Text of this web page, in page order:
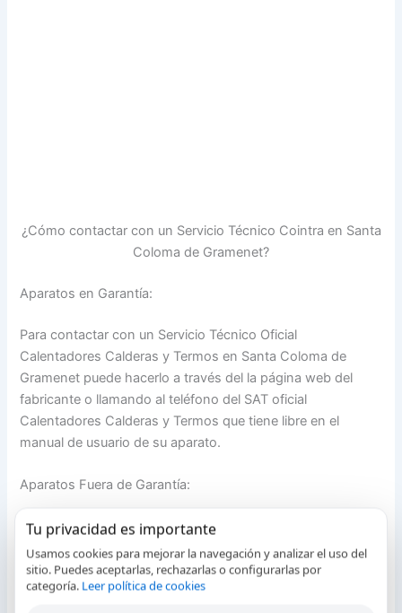
¿Cómo contactar con un Servicio Técnico Cointra en Santa
Coloma de Gramenet?
Aparatos en Garantía:
Para contactar con un Servicio Técnico Oficial
Calentadores Calderas y Termos en Santa Coloma de
Gramenet puede hacerlo a través del la página web del
fabricante o llamando al teléfono del SAT oficial
Calentadores Calderas y Termos que tiene libre en el
manual de usuario de su aparato.
Aparatos Fuera de Garantía:
Si su Aparato Calentadores Calderas y Termos se halla
fuera del periodo de garantía nosotros podemos atender
su incidencia ofreciendo un servicio técnico en Santa
Coloma de Gramenet profesional y de calidad.
Tu privacidad es importante
Usamos cookies para mejorar la navegación y analizar el uso del
sitio. Puedes aceptarlas, rechazarlas o configurarlas por
categoría. Leer política de cookies